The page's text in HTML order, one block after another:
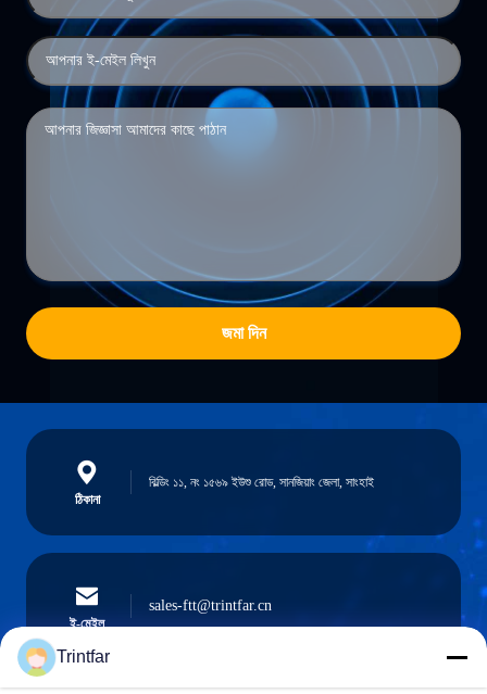
জমা দিন
ঠিকানা
বিল্ডিং ১১, নং ১৫৬৯ ইউশু রোড, সানজিয়াং জেলা, সাংহাই
ই-মেইল
sales-ftt@trintfar.cn
Trintfar